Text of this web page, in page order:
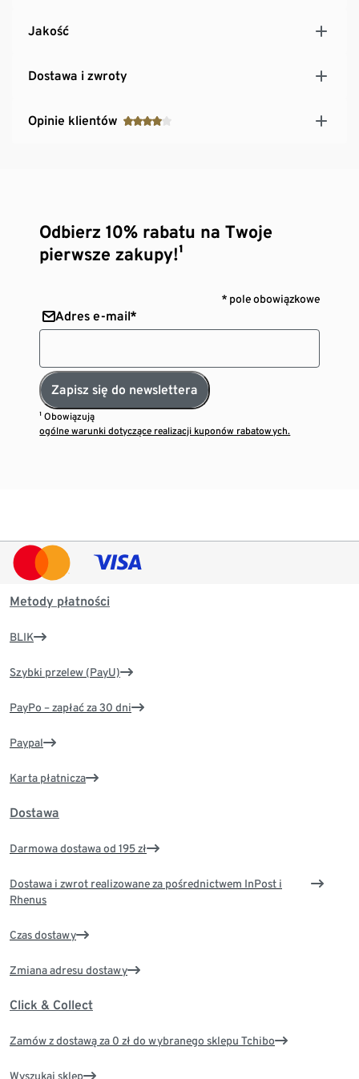
Jakość
Dostawa i zwroty
Opinie klientów
Odbierz 10% rabatu na Twoje
pierwsze zakupy!¹
* pole obowiązkowe
Adres e-mail*
Zapisz się do newslettera
¹ Obowiązują
ogólne warunki dotyczące realizacji kuponów rabatowych.
Metody płatności
BLIK
Szybki przelew (PayU)
PayPo – zapłać za 30 dni
Paypal
Karta płatnicza
Dostawa
Darmowa dostawa od 195 zł
Dostawa i zwrot realizowane za pośrednictwem InPost i
Rhenus
Czas dostawy
Zmiana adresu dostawy
Click & Collect
Zamów z dostawą za 0 zł do wybranego sklepu Tchibo
Wyszukaj sklep